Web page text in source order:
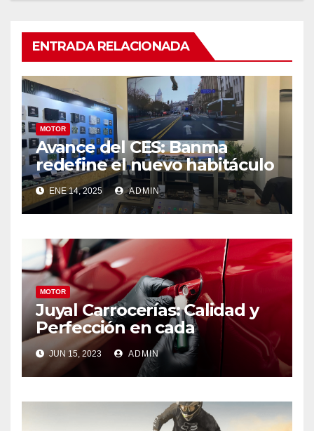
ENTRADA RELACIONADA
MOTOR
Avance del CES: Banma
redefine el nuevo habitáculo
desafiando la norma
ENE 14, 2025 ADMIN
MOTOR
Juyal Carrocerías: Calidad y
Perfección en cada
reparación de chapa y
pintura en Burgos
JUN 15, 2023 ADMIN